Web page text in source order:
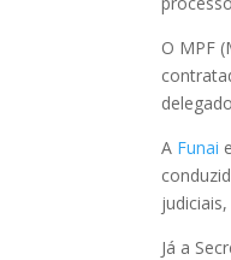
O MPF
A Funai
Já a